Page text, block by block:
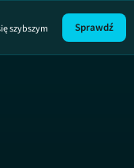
szybszym
Sprawdź